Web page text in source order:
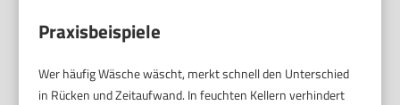
Praxisbeispiele
Wer häufig Wäsche wäscht, merkt schnell den Unterschied
in Rücken und Zeitaufwand. In feuchten Kellern verhindert